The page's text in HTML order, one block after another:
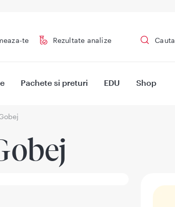
te Rezultate analize Cauta
Pachete si preturi EDU Shop